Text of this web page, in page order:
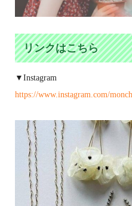
リンクはこちら
▼Instagram
https://www.instagram.com/